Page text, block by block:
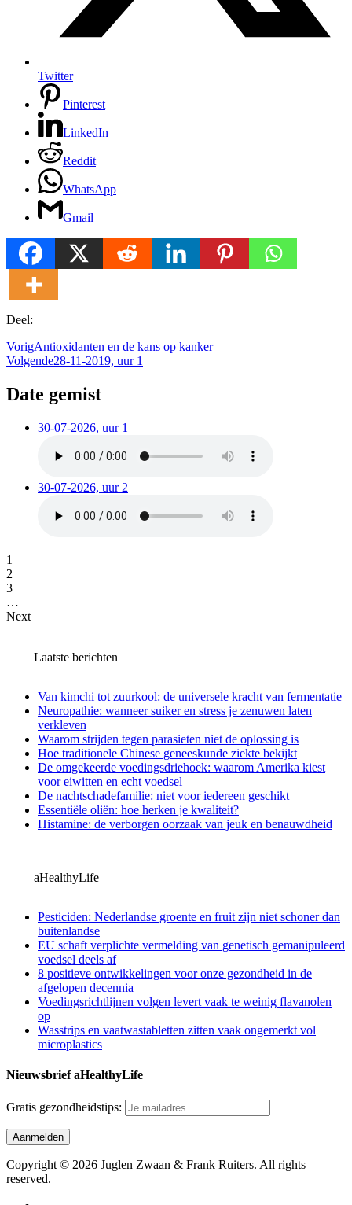
Twitter
Pinterest
LinkedIn
Reddit
WhatsApp
Gmail
Deel:
VorigAntioxidanten en de kans op kanker
Volgende28-11-2019, uur 1
Date gemist
30-07-2026, uur 1
30-07-2026, uur 2
1
2
3
…
Next
Laatste berichten
Van kimchi tot zuurkool: de universele kracht van fermentatie
Neuropathie: wanneer suiker en stress je zenuwen laten
verkleven
Waarom strijden tegen parasieten niet de oplossing is
Hoe traditionele Chinese geneeskunde ziekte bekijkt
De omgekeerde voedingsdriehoek: waarom Amerika kiest
voor eiwitten en echt voedsel
De nachtschadefamilie: niet voor iedereen geschikt
Essentiële oliën: hoe herken je kwaliteit?
Histamine: de verborgen oorzaak van jeuk en benauwdheid
aHealthyLife
Pesticiden: Nederlandse groente en fruit zijn niet schoner dan
buitenlandse
EU schaft verplichte vermelding van genetisch gemanipuleerd
voedsel deels af
8 positieve ontwikkelingen voor onze gezondheid in de
afgelopen decennia
Voedingsrichtlijnen volgen levert vaak te weinig flavanolen
op
Wasstrips en vaatwastabletten zitten vaak ongemerkt vol
microplastics
Nieuwsbrief aHealthyLife
Gratis gezondheidstips:
Copyright © 2026 Juglen Zwaan & Frank Ruiters. All rights
reserved.